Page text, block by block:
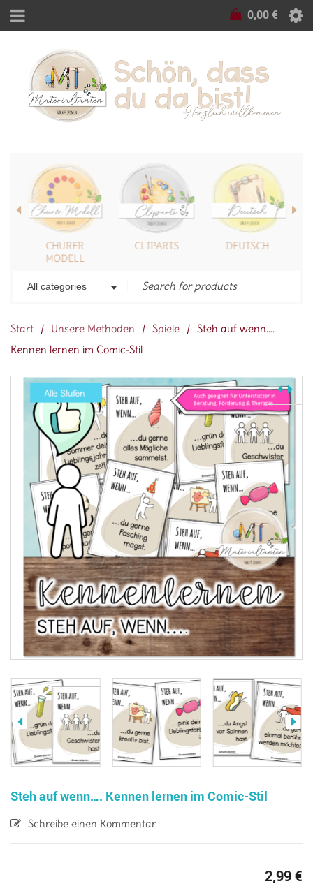
0,00€
CHURER
MODELL
CLIPARTS DEUTSCH
All categories
Start / Unsere Methoden / Spiele / Steh auf wenn….
Kennen lernen im Comic-Stil
Steh auf wenn…. Kennen lernen im Comic-Stil
Schreibe einen Kommentar
2,99€